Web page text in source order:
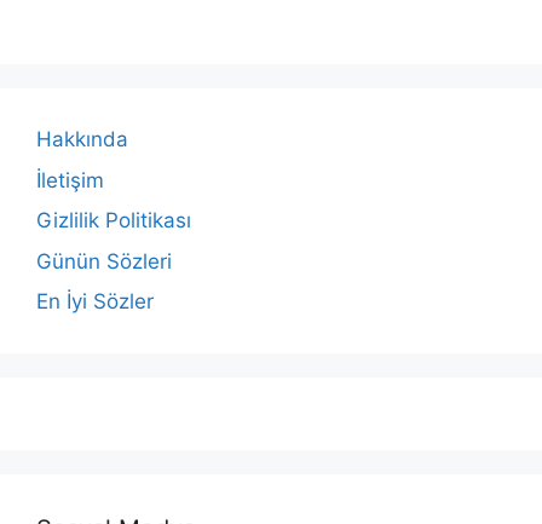
Hakkında
İletişim
Gizlilik Politikası
Günün Sözleri
En İyi Sözler